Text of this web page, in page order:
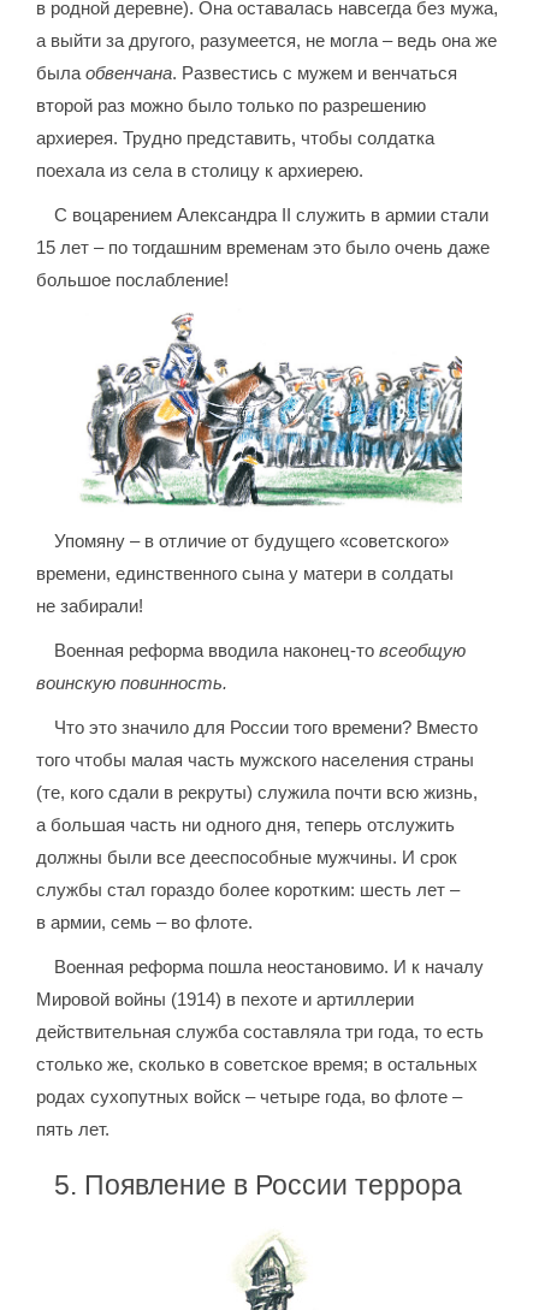
в родной деревне). Она оставалась навсегда без мужа,
а выйти за другого, разумеется, не могла – ведь она же
былаобвенчана. Развестись с мужем и венчаться
второй раз можно было только по разрешению
архиерея. Трудно представить, чтобы солдатка
поехала из села в столицу к архиерею.
С воцарением Александра II служить в армии стали
15 лет – по тогдашним временам это было очень даже
большое послабление!
Упомяну – в отличие от будущего «советского»
времени, единственного сына у матери в солдаты
не забирали!
Военная реформа вводила наконец-товсеобщую
воинскую повинность.
Что это значило для России того времени? Вместо
того чтобы малая часть мужского населения страны
(те, кого сдали в рекруты) служила почти всю жизнь,
а большая часть ни одного дня, теперь отслужить
должны были все дееспособные мужчины. И срок
службы стал гораздо более коротким: шесть лет –
в армии, семь – во флоте.
Военная реформа пошла неостановимо. И к началу
Мировой войны (1914) в пехоте и артиллерии
действительная служба составляла три года, то есть
столько же, сколько в советское время; в остальных
родах сухопутных войск – четыре года, во флоте –
пять лет.
5. Появление в России террора